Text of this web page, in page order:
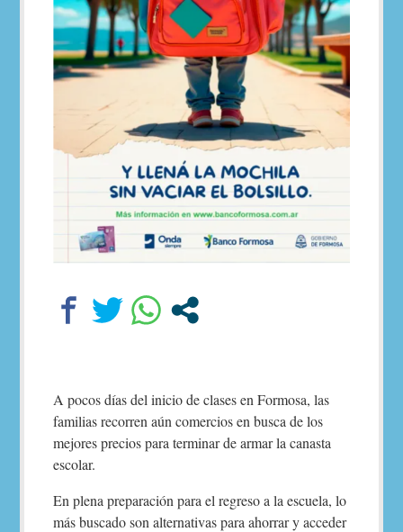
A pocos días del inicio de clases en Formosa, las
familias recorren aún comercios en busca de los
mejores precios para terminar de armar la canasta
escolar.
En plena preparación para el regreso a la escuela, lo
más buscado son alternativas para ahorrar y acceder